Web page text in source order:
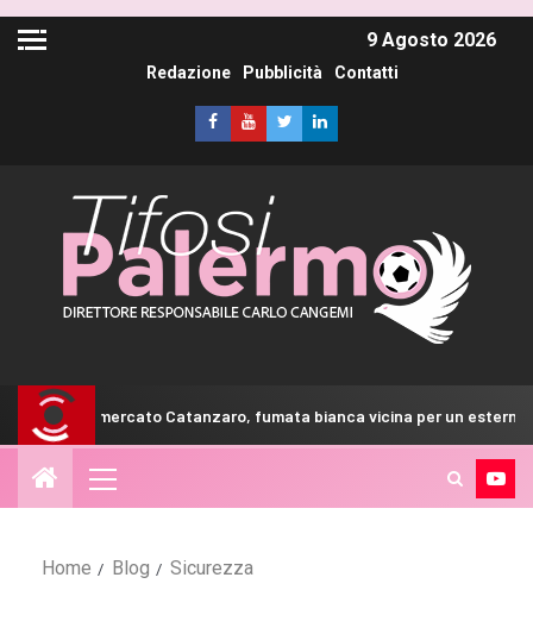
9 Agosto 2026
Redazione Pubblicità Contatti
Catanzaro, fumata bianca vicina per un esterno
Home Blog Sicurezza